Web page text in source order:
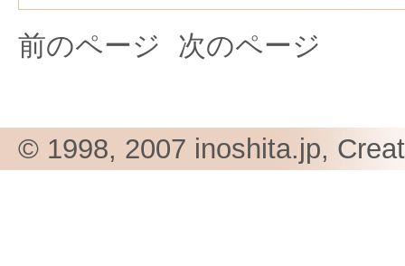
前のページ
次のページ
© 1998, 2007 inoshita.jp,